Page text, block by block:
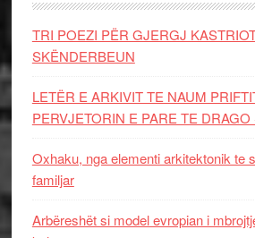
TRI POEZI PËR GJERGJ
SKËNDERBEUN
LETËR E ARKIVIT TE NAUM
PERVJETORIN E PARE TE DRAGO
Oxhaku, nga elementi arkitektonik te
familjar
Arbëreshët si model evropian i